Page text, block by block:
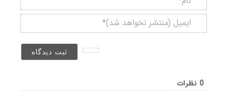
(منتشر
0نظرات